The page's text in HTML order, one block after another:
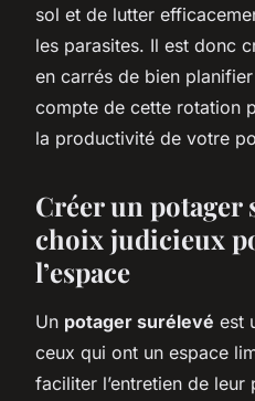
sol et de lutter
les parasites. Il est donc
en carrés de bien
compte de cette rotation
la productivité de votre
Créer un potager
choix judicieux
l’espace
Un potager surélevé est
ceux qui ont un espace
faciliter l’entretien de